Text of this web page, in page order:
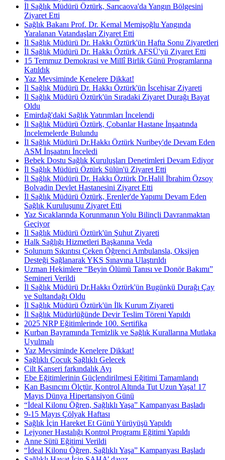
İl Sağlık Müdürü Öztürk, Sarıcaova'da Yangın Bölgesini
Ziyaret Etti
Sağlık Bakanı Prof. Dr. Kemal Memişoğlu Yangında
Yaralanan Vatandaşları Ziyaret Etti
İl Sağlık Müdürü Dr. Hakkı Öztürk'ün Hafta Sonu Ziyaretleri
İl Sağlık Müdürü Dr. Hakkı Öztürk AFSÜ'yü Ziyaret Etti
15 Temmuz Demokrasi ve Millî Birlik Günü Programlarına
Katıldık
Yaz Mevsiminde Kenelere Dikkat!
İl Sağlık Müdürü Dr. Hakkı Öztürk'ün İscehisar Ziyareti
İl Sağlık Müdürü Öztürk'ün Sıradaki Ziyaret Durağı Bayat
Oldu
Emirdağ'daki Sağlık Yatırımları İncelendi
İl Sağlık Müdürü Öztürk, Çobanlar Hastane İnşaatında
İncelemelerde Bulundu
İl Sağlık Müdürü Dr.Hakkı Öztürk Nuribey'de Devam Eden
ASM İnşaatını İnceledi
Bebek Dostu Sağlık Kuruluşları Denetimleri Devam Ediyor
İl Sağlık Müdürü Öztürk Sülün'ü Ziyaret Etti
İl Sağlık Müdürü Dr. Hakkı Öztürk Dr.Halil İbrahim Özsoy
Bolvadin Devlet Hastanesini Ziyaret Etti
İl Sağlık Müdürü Öztürk, Erenler'de Yapımı Devam Eden
Sağlık Kuruluşunu Ziyaret Etti
Yaz Sıcaklarında Korunmanın Yolu Bilinçli Davranmaktan
Geçiyor
İl Sağlık Müdürü Öztürk'ün Şuhut Ziyareti
Halk Sağlığı Hizmetleri Başkanına Veda
Solunum Sıkıntısı Çeken Öğrenci Ambulansla, Oksijen
Desteği Sağlanarak YKS Sınavına Ulaştırıldı
Uzman Hekimlere “Beyin Ölümü Tanısı ve Donör Bakımı”
Semineri Verildi
İl Sağlık Müdürü Dr.Hakkı Öztürk'ün Bugünkü Durağı Çay
ve Sultandağı Oldu
İl Sağlık Müdürü Öztürk'ün İlk Kurum Ziyareti
İl Sağlık Müdürlüğünde Devir Teslim Töreni Yapıldı
2025 NRP Eğitimlerinde 100. Sertifika
Kurban Bayramında Temizlik ve Sağlık Kurallarına Mutlaka
Uyulmalı
Yaz Mevsiminde Kenelere Dikkat!
Sağlıklı Çocuk Sağlıklı Gelecek
Cilt Kanseri farkındalık Ayı
Ebe Eğitimlerinin Güçlendirilmesi Eğitimi Tamamlandı
Kan Basıncını Ölçtür, Kontrol Altında Tut Uzun Yaşa! 17
Mayıs Dünya Hipertansiyon Günü
“İdeal Kilonu Öğren, Sağlıklı Yaşa” Kampanyası Başladı
9-15 Mayıs Çölyak Haftası
Sağlık İçin Hareket Et Günü Yürüyüşü Yapıldı
Lejyoner Hastalığı Kontrol Programı Eğitimi Yapıldı
Anne Sütü Eğitimi Verildi
“İdeal Kilonu Öğren, Sağlıklı Yaşa” Kampanyası Başladı